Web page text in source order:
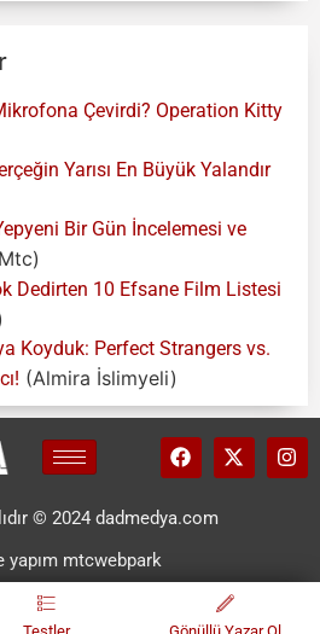
Çevirdi? Operation Kitty
Yarısı En Büyük Yalandır
Bir Gün İncelemesi ve
Dedirten 10 Efsane Film Listesi
Koyduk: Perfect Strangers vs.
(Almira İslimyeli)
© 2024 dadmedya.com
yapım mtcwebpark